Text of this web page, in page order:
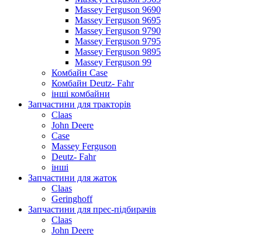
Massey Ferguson 9690
Massey Ferguson 9695
Massey Ferguson 9790
Massey Ferguson 9795
Massey Ferguson 9895
Massey Ferguson 99
Комбайн Case
Комбайн Deutz- Fahr
інші комбайни
Запчастини для тракторів
Claas
John Deere
Case
Massey Ferguson
Deutz- Fahr
інші
Запчастини для жаток
Claas
Geringhoff
Запчастини для прес-підбирачів
Claas
John Deere